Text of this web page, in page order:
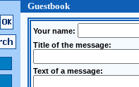
Guestbook
Your name:
Title of the message:
Text of a message: